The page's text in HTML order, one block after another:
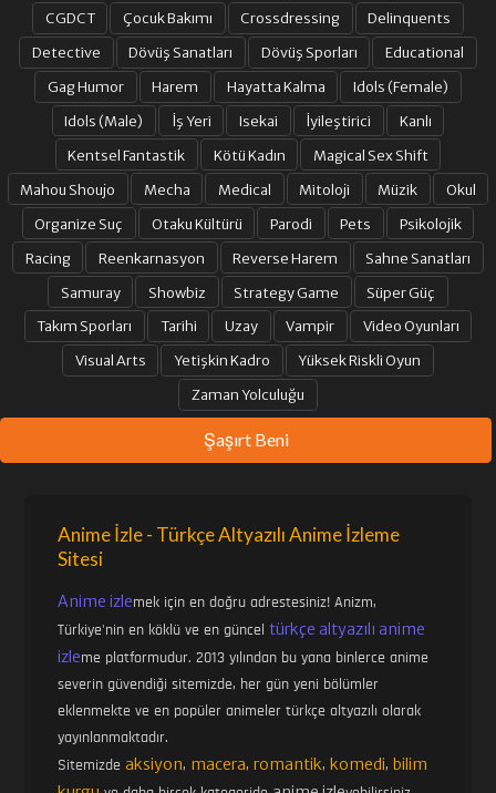
CGDCT
Çocuk Bakımı Crossdressing
Delinquents
Detective
Dövüş Sanatları Dövüş Sporları
Educational
Gag Humor
Harem Hayatta Kalma
Idols (Female)
Idols (Male)
İş Yeri Isekai İyileştirici
Kanlı
Kentsel Fantastik
Kötü Kadın
Magical Sex Shift
Mahou Shoujo
Mecha Medical Mitoloji Müzik
Okul
Organize Suç
Otaku Kültürü Parodi Pets
Psikolojik
Racing
Reenkarnasyon Reverse Harem
Sahne Sanatları
Samuray
Showbiz Strategy Game
Süper Güç
Takım Sporları
Tarihi Uzay Vampir
Video Oyunları
Visual Arts
Yetişkin Kadro
Yüksek Riskli Oyun
Zaman Yolculuğu
Şaşırt Beni
Anime İzle - Türkçe Altyazılı Anime İzleme
Sitesi
Anime izlemek için en doğru adrestesiniz! Anizm,
Türkiye'nin en köklü ve en günceltürkçe altyazılı anime
izleme platformudur. 2013 yılından bu yana binlerce anime
severin güvendiği sitemizde, her gün yeni bölümler
eklenmekte ve en popüler animeler türkçe altyazılı olarak
yayınlanmaktadır.
Sitemizdeaksiyon, macera,romantik, komedi, bilim